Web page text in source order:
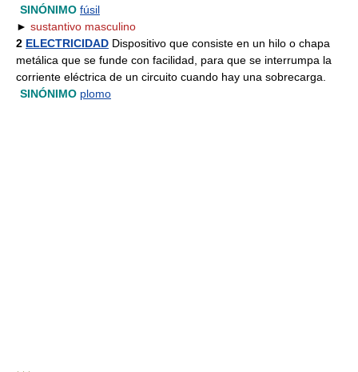
SINÓNIMO fúsil
► sustantivo masculino
2 ELECTRICIDAD Dispositivo que consiste en un hilo o chapa
metálica que se funde con facilidad, para que se interrumpa la
corriente eléctrica de un circuito cuando hay una sobrecarga.
SINÓNIMO plomo